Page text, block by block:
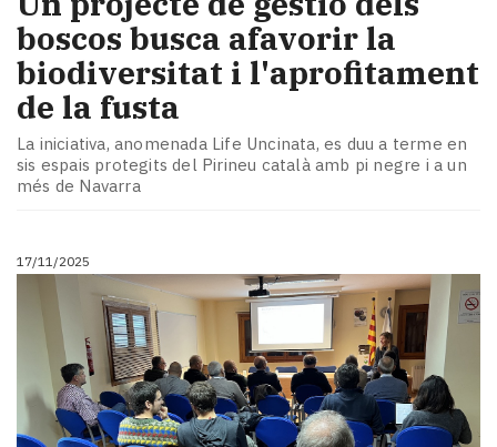
boscos busca afavorir la
biodiversitat i l'aprofitament
de la fusta
​La iniciativa, anomenada Life Uncinata, es duu a terme en
sis espais protegits del Pirineu català amb pi negre i a un
més de Navarra
17/11/2025